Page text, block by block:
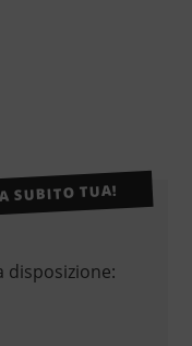
SUBITO TUA!
disposizione: